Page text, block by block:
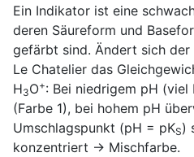
Ein Indikator ist eine
deren Säureform und
gefärbt sind. Ändert sich
Le Chatelier das
H3O+: Bei niedrigem pH (viel
(Farbe 1), bei hohem pH
Umschlagspunkt (pH = pKS)
konzentriert → Mischfarbe.